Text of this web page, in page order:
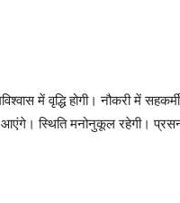
में वृद्धि होगी। नौकरी में
स्थिति मनोनुकूल रहेगी।